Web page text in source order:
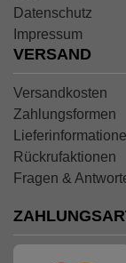
Datenschutz
Impressum
VERSAND
Versandkosten
Zahlungsformen
Rückrufaktionen
Fragen &